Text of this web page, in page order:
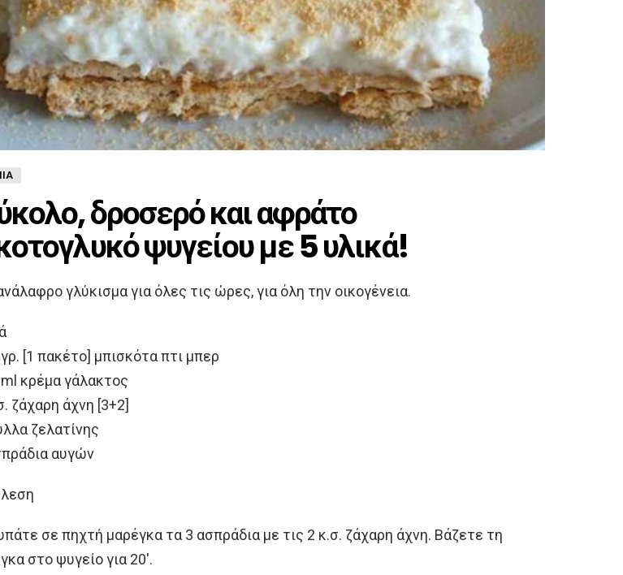
δροσερό και αφράτο
ψυγείου με 5 υλικά!
γλύκισμα για όλες τις ώρες, για όλη την οικογένεια.
γρ. [1 πακέτο] μπισκότα πτι μπερ
ml κρέμα γάλακτος
ζάχαρη άχνη [3+2]
ζελατίνης
αυγών
σε πηχτή μαρέγκα τα 3 ασπράδια με τις 2 κ.σ. ζάχαρη άχνη. Βάζετε τη
στο ψυγείο για 20′.